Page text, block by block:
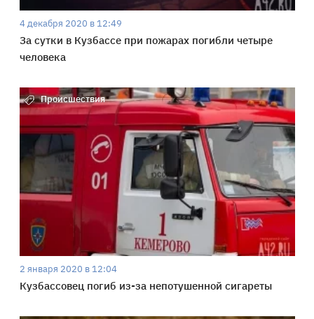
4 декабря 2020 в 12:49
За сутки в Кузбассе при пожарах погибли четыре
человека
Происшествия
2 января 2020 в 12:04
Кузбассовец погиб из-за непотушенной сигареты